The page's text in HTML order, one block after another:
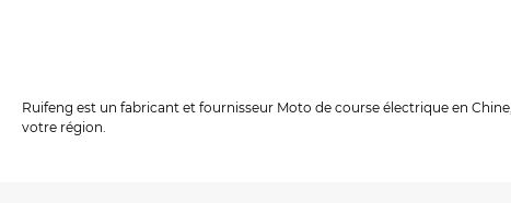
Ruifeng est un fabricant et fournisseur Moto de course électrique en
votre région.